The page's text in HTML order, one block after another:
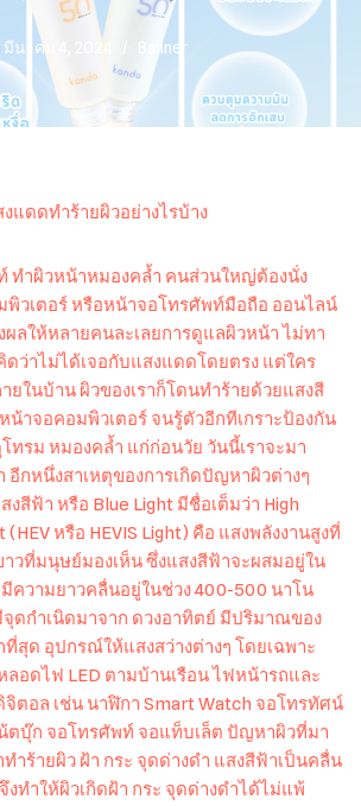
มีนาคม 4, 2024 Banner
งแดดทำร้ายผิวอย่างไรบ้าง
ทำผิวหน้าหมองคล้ำ คนส่วนใหญ่ต้องนั่ง
วเตอร์ หรือหน้าจอโทรศัพท์มือถือ ออนไลน์
ผลให้หลายคนละเลยการดูแลผิวหน้า ไม่ทา
ดว่าไม่ได้เจอกับแสงแดดโดยตรง แต่ใคร
ยในบ้าน ผิวของเราก็โดนทำร้ายด้วยแสงสี
าจอคอมพิวเตอร์ จนรู้ตัวอีกทีเกราะป้องกัน
ทรม หมองคล้ำ แก่ก่อนวัย วันนี้เราจะมา
อีกหนึ่งสาเหตุของการเกิดปัญหาผิวต่างๆ
งสีฟ้า หรือ Blue Light มีชื่อเต็มว่า High
(HEV หรือ HEVIS Light) คือ แสงพลังงานสูงที่
วที่มนุษย์มองเห็น ซึ่งแสงสีฟ้าจะผสมอยู่ใน
ความยาวคลื่นอยู่ในช่วง 400-500 นาโน
จุดกำเนิดมาจาก ดวงอาทิตย์ มีปริมาณของ
สุด อุปกรณ์ให้แสงสว่างต่างๆ โดยเฉพาะ
ลอดไฟ LED ตามบ้านเรือน ไฟหน้ารถและ
ตอล เช่น นาฬิกา Smart Watch จอโทรทัศน์
ตบุ๊ก จอโทรศัพท์ จอแท็บเล็ต ปัญหาผิวที่มา
ำร้ายผิว ฝ้า กระ จุดด่างดำ แสงสีฟ้าเป็นคลื่น
งทำให้ผิวเกิดฝ้า กระ จุดด่างดำได้ไม่แพ้